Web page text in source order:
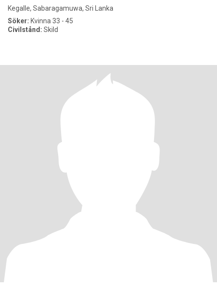
Kegalle, Sabaragamuwa, Sri Lanka
Söker: Kvinna 33 - 45
Civilstånd: Skild